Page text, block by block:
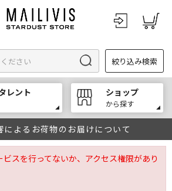
絞り込み検索
レント ショップ
から探す
よるお荷物のお届けについて
スを行ってないか、アクセス権限があり